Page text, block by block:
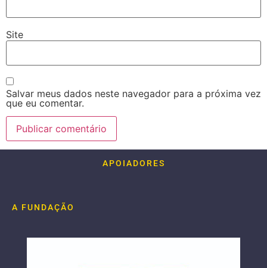
Site
Salvar meus dados neste navegador para a próxima vez
que eu comentar.
APOIADORES
A FUNDAÇÃO